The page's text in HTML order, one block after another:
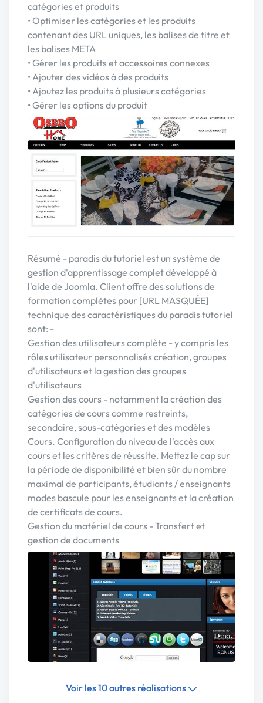
catégories et produits
• Optimiser les catégories et les produits
contenant des URL uniques, les balises de titre et
les balises META
• Gérer les produits et accessoires connexes
• Ajouter des vidéos à des produits
• Ajoutez les produits à plusieurs catégories
• Gérer les options du produit
Résumé - paradis du tutoriel est un système de
gestion d'apprentissage complet développé à
l'aide de Joomla. Client offre des solutions de
formation complètes pour [URL MASQUÉE]
technique des caractéristiques du paradis tutoriel
sont: -
Gestion des utilisateurs complète - y compris les
rôles utilisateur personnalisés création, groupes
d'utilisateurs et la gestion des groupes
d'utilisateurs
Gestion des cours - notamment la création des
catégories de cours comme restreints,
secondaire, sous-catégories et des modèles
Cours. Configuration du niveau de l'accès aux
cours et les critères de réussite. Mettez le cap sur
la période de disponibilité et bien sûr du nombre
maximal de participants, étudiants / enseignants
modes bascule pour les enseignants et la création
de certificats de cours.
Gestion du matériel de cours - Transfert et
gestion de documents
Voir les 10 autres réalisations